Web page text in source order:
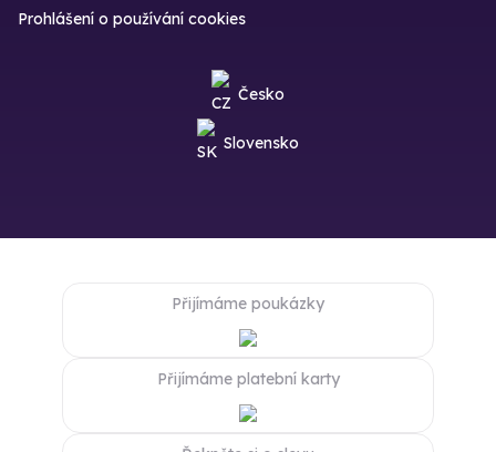
Prohlášení o používání cookies
Česko
Slovensko
Přijímáme poukázky
Přijímáme platební karty